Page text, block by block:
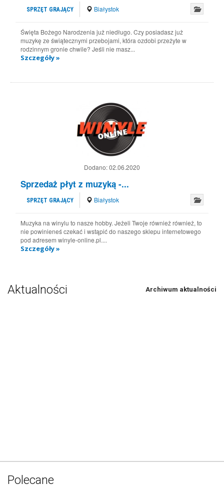
SPRZĘT GRAJĄCY Białystok
Święta Bożego Narodzenia już niedługo. Czy posiadasz już
muzykę ze świątecznymi przebojami, która ozdobi przeżyte w
rodzinnym gronie chwile? Jeśli nie masz...
Szczegóły »
Dodano:02.06.2020
Sprzedaż płyt z muzyką -...
SPRZĘT GRAJĄCY Białystok
Muzyka na winylu to nasze hobby. Jeżeli Twoje również również, to
nie powinieneś czekać i wstąpić do naszego sklepu internetowego
pod adresem winyle-online.pl....
Szczegóły »
Aktualności Archiwum aktualności
Polecane